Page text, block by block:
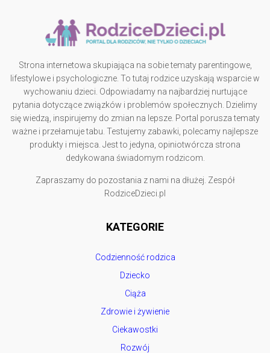
Strona internetowa skupiająca na sobie tematy parentingowe,
lifestylowe i psychologiczne. To tutaj rodzice uzyskają wsparcie w
wychowaniu dzieci. Odpowiadamy na najbardziej nurtujące
pytania dotyczące związków i problemów społecznych. Dzielimy
się wiedzą, inspirujemy do zmian na lepsze. Portal porusza tematy
ważne i przełamuje tabu. Testujemy zabawki, polecamy najlepsze
produkty i miejsca. Jest to jedyna, opiniotwórcza strona
dedykowana świadomym rodzicom.
Zapraszamy do pozostania z nami na dłużej. Zespół
RodziceDzieci.pl
KATEGORIE
Codzienność rodzica
Dziecko
Ciąża
Zdrowie i żywienie
Ciekawostki
Rozwój